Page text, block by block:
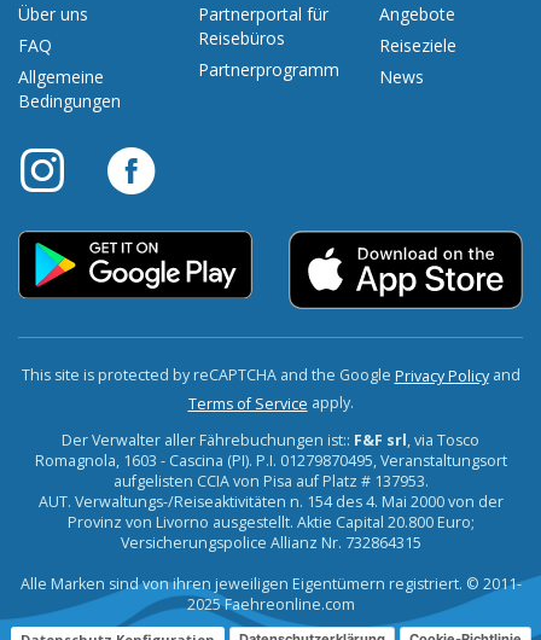
Über uns
FAQ
Allgemeine
Bedingungen
Partnerportal für
Reisebüros
Partnerprogramm
Angebote
Reiseziele
News
This site is protected by reCAPTCHA and the Google Privacy Policyand
Terms of Service apply.
Der Verwalter aller Fährebuchungen ist:: F&F srl, via Tosco
Romagnola, 1603 - Cascina (PI). P.I. 01279870495, Veranstaltungsort
aufgelisten CCIA von Pisa auf Platz # 137953.
AUT. Verwaltungs-/Reiseaktivitäten n. 154 des 4. Mai 2000 von der
Provinz von Livorno ausgestellt. Aktie Capital 20.800 Euro;
Versicherungspolice Allianz Nr. 732864315
Alle Marken sind von ihren jeweiligen Eigentümern registriert. © 2011-
2025 Faehreonline.com